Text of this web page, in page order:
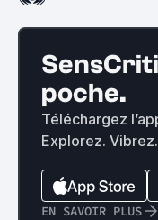
poche.
Téléchargez
Explorez.
EN SAVOIR PLUS